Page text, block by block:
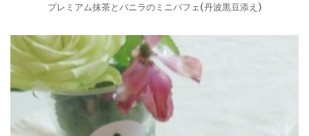
プレミアム抹茶とバニラのミニパフェ(丹波黒豆添え)